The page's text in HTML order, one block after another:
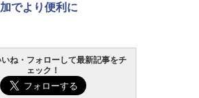
でより便利に
ね・フォローして最新記事をチ
ェック！